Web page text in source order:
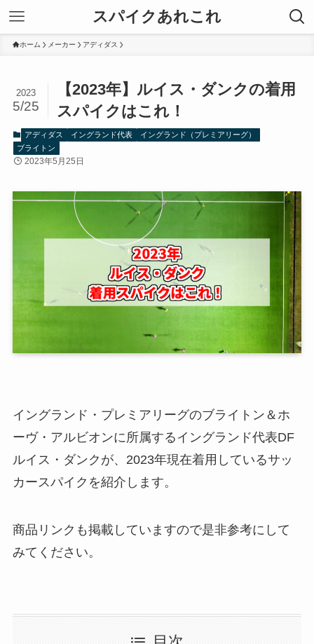
スパイクあれこれ
ホーム メーカー アディダス
【2023年】ルイス・ダンクの着用
スパイクはこれ！
2023
5/25
アディダス イングランド代表
イングランド（プレミアリーグ）
ブライトン
2023年5月25日
イングランド・プレミアリーグのブライトン＆ホ
ーヴ・アルビオンに所属するイングランド代表DF
ルイス・ダンクが、2023年現在着用しているサッ
カースパイクを紹介します。
商品リンクも掲載していますので是非参考にして
みてください。